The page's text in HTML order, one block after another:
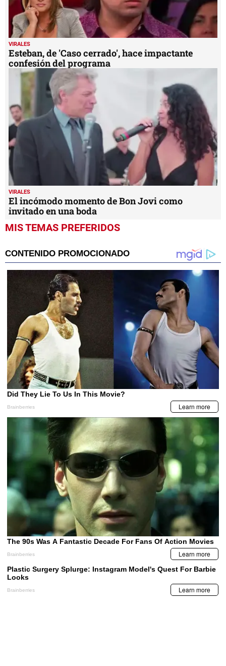
VIRALES
Esteban, de 'Caso cerrado', hace impactante
confesión del programa
VIRALES
El incómodo momento de Bon Jovi como
invitado en una boda
MIS TEMAS PREFERIDOS